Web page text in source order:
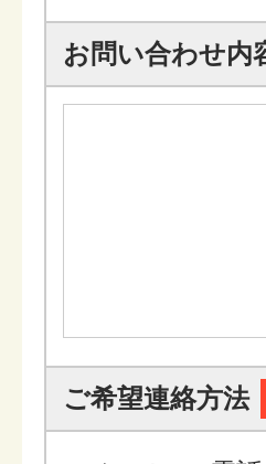
お問い合わせ内
ご希望連絡方法